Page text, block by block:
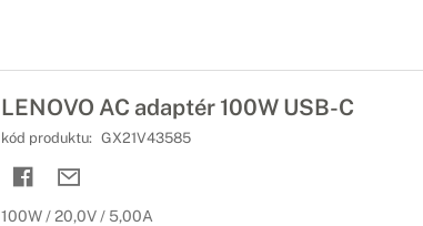
LENOVO AC adaptér 100W USB-C
kód produktu: GX21V43585
100W / 20,0V / 5,00A